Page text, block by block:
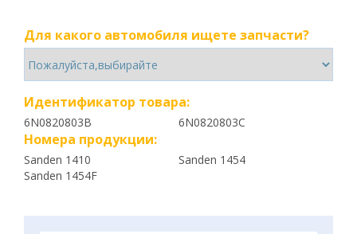
Для какого автомобиля ищете запчасти?
Идентификатор товара:
6N0820803B 6N0820803C
Номера продукции:
Sanden 1410
Sanden 1454
Sanden 1454F